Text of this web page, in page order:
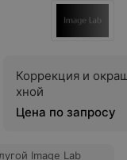
Коррекция и
хной
Цена по запросу
Image Lab